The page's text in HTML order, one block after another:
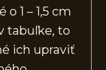
1 – 1,5 cm
tabuľke, to
ich upraviť